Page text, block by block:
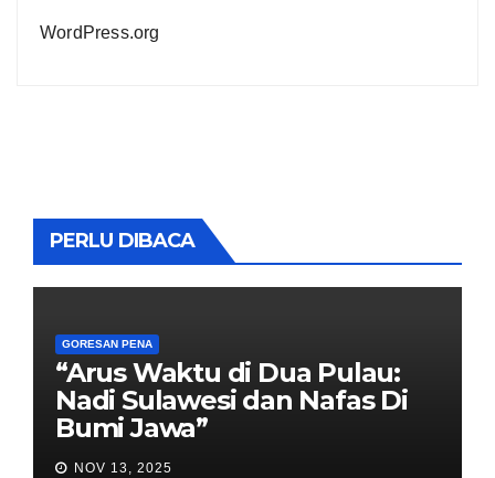
WordPress.org
PERLU DIBACA
GORESAN PENA
“Arus Waktu di Dua Pulau:
Nadi Sulawesi dan Nafas Di
Bumi Jawa”
NOV 13, 2025